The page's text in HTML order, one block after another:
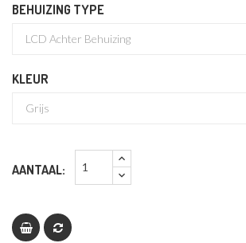
BEHUIZING TYPE
KLEUR
AANTAAL: